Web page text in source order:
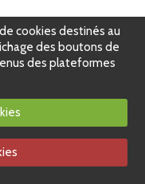
cookies destinés au
des boutons de
des plateformes